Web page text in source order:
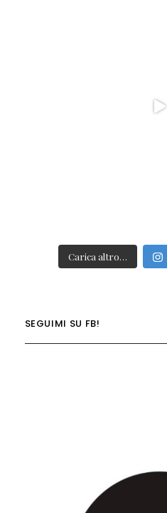
Carica altro…
SEGUIMI SU FB!